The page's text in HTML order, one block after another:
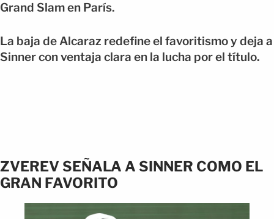
Grand Slam en París.
La baja de Alcaraz redefine el favoritismo y deja a
Sinner con ventaja clara en la lucha por el título.
ZVEREV SEÑALA A SINNER COMO EL
GRAN FAVORITO